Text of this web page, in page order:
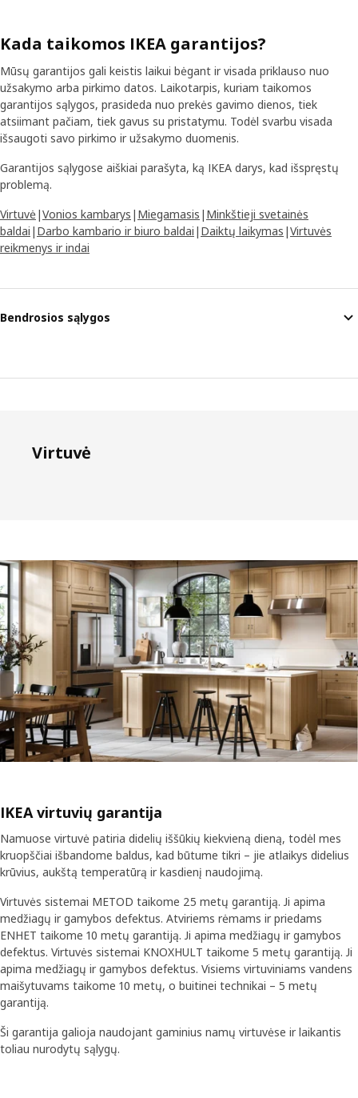
Kada taikomos IKEA garantijos?
Mūsų garantijos gali keistis laikui bėgant ir visada priklauso nuo
užsakymo arba pirkimo datos. Laikotarpis, kuriam taikomos
garantijos sąlygos, prasideda nuo prekės gavimo dienos, tiek
atsiimant pačiam, tiek gavus su pristatymu. Todėl svarbu visada
išsaugoti savo pirkimo ir užsakymo duomenis.
Garantijos sąlygose aiškiai parašyta, ką IKEA darys, kad išspręstų
problemą.
Virtuvė|Vonios kambarys | Miegamasis | Minkštieji svetainės
baldai | Darbo kambario ir biuro baldai | Daiktų laikymas |Virtuvės
reikmenys ir indai
Bendrosios sąlygos
Virtuvė
IKEA virtuvių garantija
Namuose virtuvė patiria didelių iššūkių kiekvieną dieną, todėl mes
kruopščiai išbandome baldus, kad būtume tikri – jie atlaikys didelius
krūvius, aukštą temperatūrą ir kasdienį naudojimą.
Virtuvės sistemai METOD taikome 25 metų garantiją. Ji apima
medžiagų ir gamybos defektus. Atviriems rėmams ir priedams
ENHET taikome 10 metų garantiją. Ji apima medžiagų ir gamybos
defektus. Virtuvės sistemai KNOXHULT taikome 5 metų garantiją. Ji
apima medžiagų ir gamybos defektus. Visiems virtuviniams vandens
maišytuvams taikome 10 metų, o buitinei technikai – 5 metų
garantiją.
Ši garantija galioja naudojant gaminius namų virtuvėse ir laikantis
toliau nurodytų sąlygų.